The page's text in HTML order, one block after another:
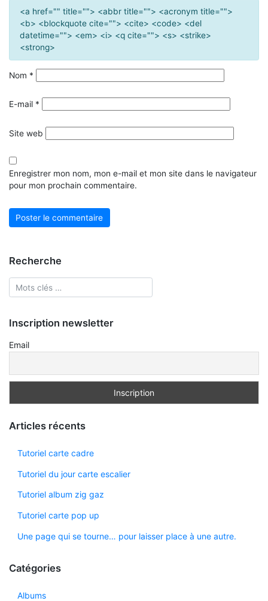
<a href="" title=""> <abbr title=""> <acronym title="">
<b> <blockquote cite=""> <cite> <code> <del
datetime=""> <em> <i> <q cite=""> <s> <strike>
<strong>
Nom *
E-mail *
Site web
Enregistrer mon nom, mon e-mail et mon site dans le navigateur
pour mon prochain commentaire.
Recherche
Inscription newsletter
Email
Articles récents
Tutoriel carte cadre
Tutoriel du jour carte escalier
Tutoriel album zig gaz
Tutoriel carte pop up
Une page qui se tourne… pour laisser place à une autre.
Catégories
Albums